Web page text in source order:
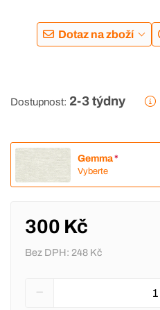
Dotaz na zboží
Dostupnost: 2-3 týdny
Gemma*
Vyberte
300 Kč
Bez DPH: 248 Kč